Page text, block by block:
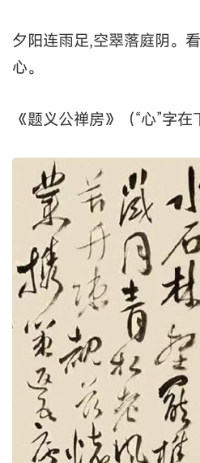
夕阳连雨足,空翠落庭阴。
心。
《题义公禅房》（“心”字在